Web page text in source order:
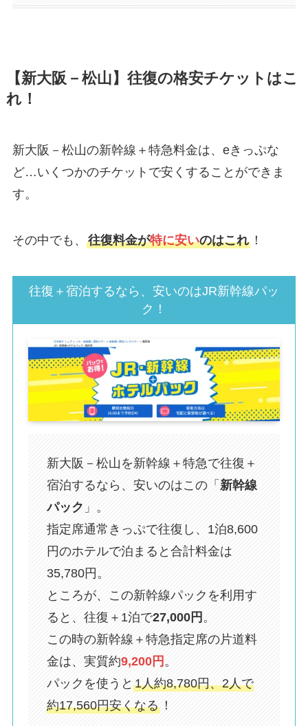
【新大阪－松山】往復の格安チケットはこ
れ！
新大阪－松山の新幹線＋特急料金は、eきっぷな
ど…いくつかのチケットで安くすることができま
す。
その中でも、 往復料金が特に安いのはこれ！
往復＋宿泊するなら、安いのはJR新幹線パッ
ク！
新大阪－松山を新幹線＋特急で往復＋
宿泊するなら、安いのはこの「 新幹線
パック 」。
指定席通常きっぷで往復し、1泊8,600
円のホテルで泊まると合計料金は
35,780円。
ところが、この新幹線パックを利用す
ると、往復＋1泊で27,000円 。
この時の新幹線＋特急指定席の片道料
金は、実質約9,200円 。
パックを使うと1人約8,780円、2人で
約17,560円安くなる ！